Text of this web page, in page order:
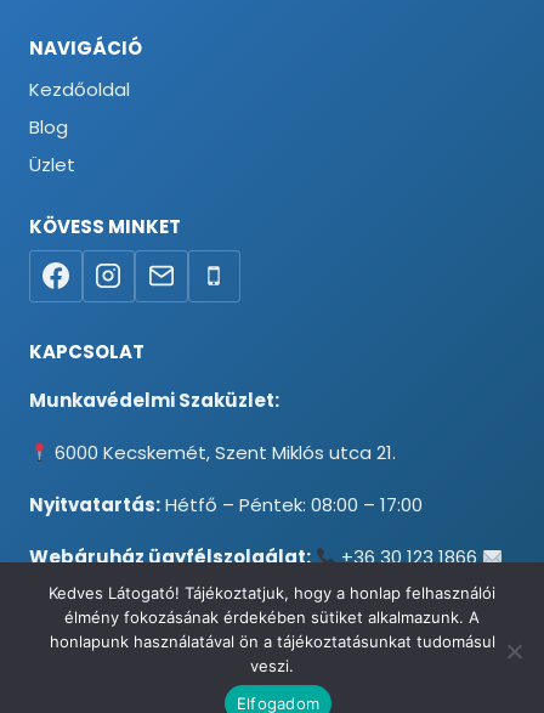
NAVIGÁCIÓ
Kezdőoldal
Blog
Üzlet
KÖVESS MINKET
KAPCSOLAT
Munkavédelmi Szaküzlet:
6000 Kecskemét, Szent Miklós utca 21.
Nyitvatartás:Hétfő – Péntek: 08:00 – 17:00
Webáruház ügyfélszolgálat:
+36 30 123 1866
info@testpancel.hu
© 2026 Munkavédelmi és Ruházati Webáruház - Minden jog
Kedves Látogató! Tájékoztatjuk, hogy a honlap felhasználói
élmény fokozásának érdekében sütiket alkalmazunk. A
honlapunk használatával ön a tájékoztatásunkat tudomásul
veszi.
Elfogadom